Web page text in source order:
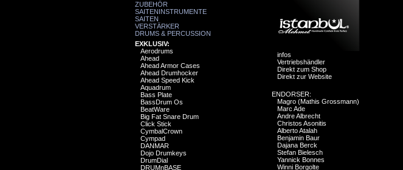
ZUBEHÖR
SAITENINSTRUMENTE
SAITEN
VERSTÄRKER
DRUMS & PERCUSSION
EXKLUSIV:
Aerodrums
Ahead
Ahead Armor Cases
Ahead Drumhocker
Ahead Speed Kick
Aquadrum
Bass Plate
BassDrum Os
BeatWare
Big Fat Snare Drum
Click Stick
CymbalCrown
Cympad
DANMAR
Dojo Drumkeys
DrumDial
DRUMnBASE
infos
Vertriebshändler
Direkt zum Shop
Direkt zur Website
ENDORSER:
Magro (Mathis Grossmann)
Marc Ade
Andre Albrecht
Christos Asonitis
Alberto Atalah
Benjamin Baur
Dajana Berck
Stefan Bielesch
Yannick Bonnes
Winni Borgolte